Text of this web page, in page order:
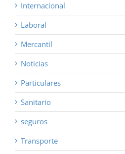
Internacional
Laboral
Mercantil
Noticias
Particulares
Sanitario
seguros
Transporte